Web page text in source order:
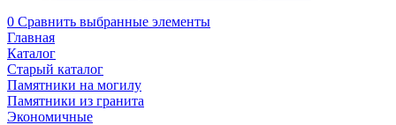
0 Сравнить выбранные элементы
Главная
Каталог
Старый каталог
Памятники на могилу
Памятники из гранита
Экономичные